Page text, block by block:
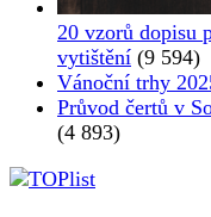
20 vzorů dopisu
vytištění (9 594)
Vánoční trhy
Průvod čertů v
(4 893)